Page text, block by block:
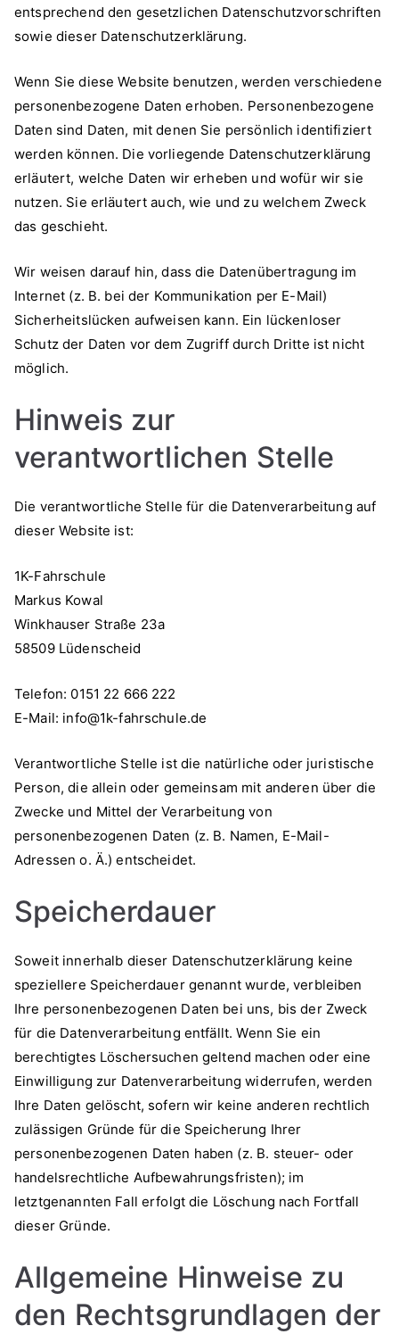
entsprechend den gesetzlichen Datenschutzvorschriften
sowie dieser Datenschutzerklärung.
Wenn Sie diese Website benutzen, werden verschiedene
personenbezogene Daten erhoben. Personenbezogene
Daten sind Daten, mit denen Sie persönlich identifiziert
werden können. Die vorliegende Datenschutzerklärung
erläutert, welche Daten wir erheben und wofür wir sie
nutzen. Sie erläutert auch, wie und zu welchem Zweck
das geschieht.
Wir weisen darauf hin, dass die Datenübertragung im
Internet (z. B. bei der Kommunikation per E-Mail)
Sicherheitslücken aufweisen kann. Ein lückenloser
Schutz der Daten vor dem Zugriff durch Dritte ist nicht
möglich.
Hinweis zur
verantwortlichen Stelle
Die verantwortliche Stelle für die Datenverarbeitung auf
dieser Website ist:
1K-Fahrschule
Markus Kowal
Winkhauser Straße 23a
58509 Lüdenscheid
Telefon: 0151 22 666 222
E-Mail: info@1k-fahrschule.de
Verantwortliche Stelle ist die natürliche oder juristische
Person, die allein oder gemeinsam mit anderen über die
Zwecke und Mittel der Verarbeitung von
personenbezogenen Daten (z. B. Namen, E-Mail-
Adressen o. Ä.) entscheidet.
Speicherdauer
Soweit innerhalb dieser Datenschutzerklärung keine
speziellere Speicherdauer genannt wurde, verbleiben
Ihre personenbezogenen Daten bei uns, bis der Zweck
für die Datenverarbeitung entfällt. Wenn Sie ein
berechtigtes Löschersuchen geltend machen oder eine
Einwilligung zur Datenverarbeitung widerrufen, werden
Ihre Daten gelöscht, sofern wir keine anderen rechtlich
zulässigen Gründe für die Speicherung Ihrer
personenbezogenen Daten haben (z. B. steuer- oder
handelsrechtliche Aufbewahrungsfristen); im
letztgenannten Fall erfolgt die Löschung nach Fortfall
dieser Gründe.
Allgemeine Hinweise zu
den Rechtsgrundlagen der